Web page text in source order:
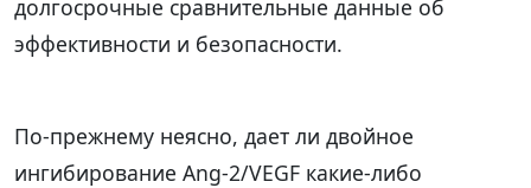
долгосрочные сравнительные данные об
эффективности и безопасности.
По-прежнему неясно, дает ли двойное
ингибирование Ang-2/VEGF какие-либо